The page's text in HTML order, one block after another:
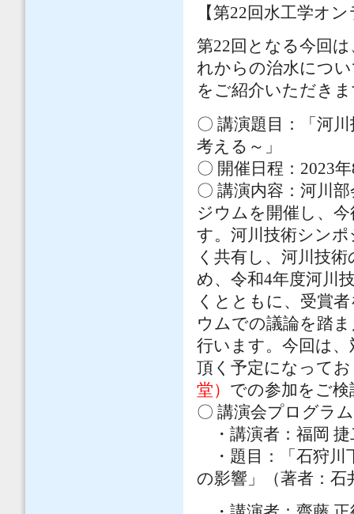
【第22回水工学オ
第22回となる今回
れからの治水につ
をご紹介いただき
〇 講演題目：「河
考える～」
〇 開催日程：2023
〇 講演内容：河川
ジウムを開催し、
す。河川技術シン
く共有し、河川技
め、令和4年度河川
くとともに、受賞
ウムでの議論を踏
行います。今回は
頂く予定になって
堂） での参加をご
〇 講演会プログラム
・講演者：福岡 捷
・題目：「石狩川
の影響」（著者：石